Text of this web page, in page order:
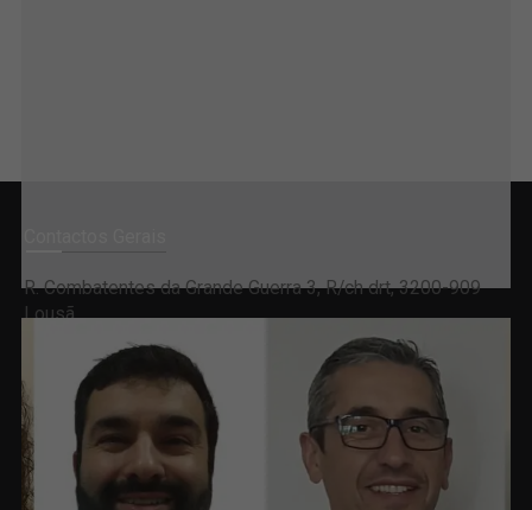
R. Combatentes da Grande Guerra 3, R/ch drt, 3200-909
Lousã
redacao@trevim.pt
924 116 145(Chamada para a rede móvel nacional)
Publicidade
publicidade@trevim.pt